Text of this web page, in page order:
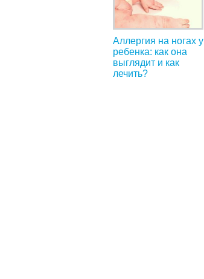
Аллергия на ногах у
ребенка: как она
выглядит и как
лечить?